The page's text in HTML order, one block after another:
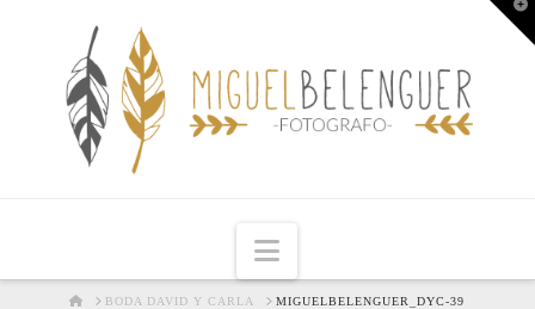
Navigation
HOMEBODA DAVID Y CARLA MIGUELBELENGUER_DYC-39